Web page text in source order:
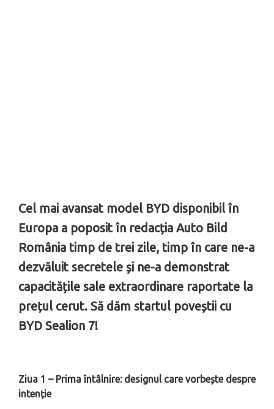
Cel mai avansat model BYD disponibil în
Europa a poposit în redacția Auto Bild
România timp de trei zile, timp în care ne-a
dezvăluit secretele și ne-a demonstrat
capacitățile sale extraordinare raportate la
prețul cerut. Să dăm startul poveștii cu
BYD Sealion 7!
Ziua 1 – Prima întâlnire: designul care vorbește despre
intenție